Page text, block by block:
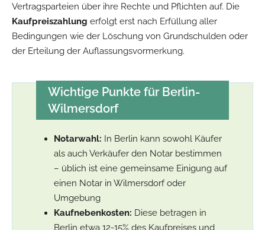
Vertragsparteien über ihre Rechte und Pflichten auf. Die
Kaufpreiszahlung erfolgt erst nach Erfüllung aller
Bedingungen wie der Löschung von Grundschulden oder
der Erteilung der Auflassungsvormerkung.
Wichtige Punkte für Berlin-
Wilmersdorf
Notarwahl: In Berlin kann sowohl Käufer
als auch Verkäufer den Notar bestimmen
– üblich ist eine gemeinsame Einigung auf
einen Notar in Wilmersdorf oder
Umgebung
Kaufnebenkosten: Diese betragen in
Berlin etwa 12-15% des Kaufpreises und